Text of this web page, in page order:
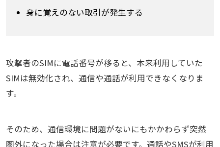
身に覚えのない取引が発生する
攻撃者のSIMに電話番号が移ると、本来利用していた
SIMは無効化され、通信や通話が利用できなくなりま
す。
そのため、通信環境に問題がないにもかかわらず突然
圏外になった場合は注意が必要です。通話やSMSが利用